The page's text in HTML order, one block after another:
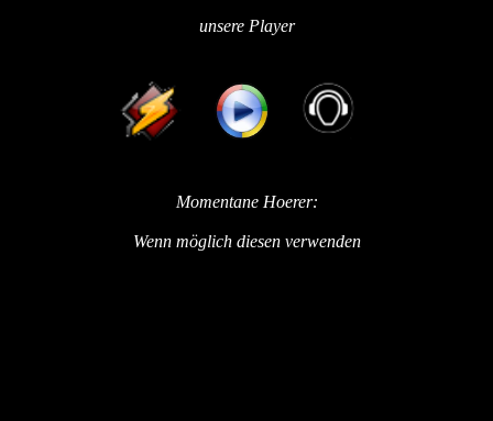
unsere Player
Momentane Hoerer:
Wenn möglich diesen verwenden